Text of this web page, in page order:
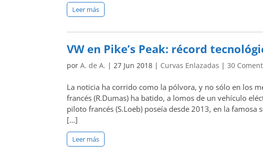
Leer más
VW en Pike’s Peak: récord
porA. de A. |27 Jun 2018 | Curvas Enlazadas |30
La noticia ha corrido como la pólvora, y no sólo en los
francés (R.Dumas) ha batido, a lomos de un vehículo
piloto francés (S.Loeb) poseía desde 2013, en la famosa
[…]
Leer más